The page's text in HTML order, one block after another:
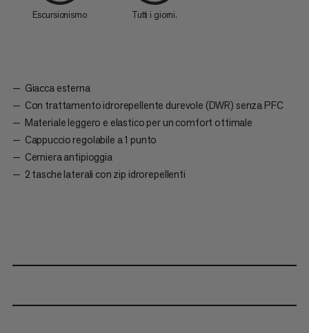
Escursionismo Tutti i giorni.
Giacca esterna
Con trattamento idrorepellente durevole (DWR) senza PFC
Materiale leggero e elastico per un comfort ottimale
Cappuccio regolabile a 1 punto
Cerniera antipioggia
2 tasche laterali con zip idrorepellenti